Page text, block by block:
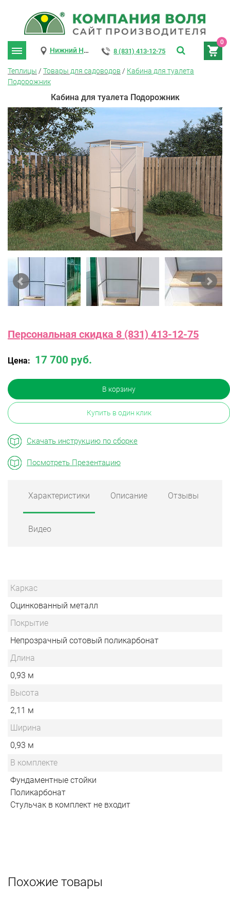
0
Нижний Новгород 8 (831) 413-12-75
Теплицы / Товары для садоводов / Кабина для туалета
Подорожник
Кабина для туалета Подорожник
Персональная скидка 8 (831) 413-12-75
Цена: 17 700 руб.
В корзину
Купить в один клик
Скачать инструкцию по сборке
Посмотреть Презентацию
Характеристики Описание Отзывы
Видео
Каркас
Оцинкованный металл
Покрытие
Непрозрачный сотовый поликарбонат
Длина
0,93 м
Высота
2,11 м
Ширина
0,93 м
В комплекте
Фундаментные стойки
Поликарбонат
Стульчак в комплект не входит
Похожие товары